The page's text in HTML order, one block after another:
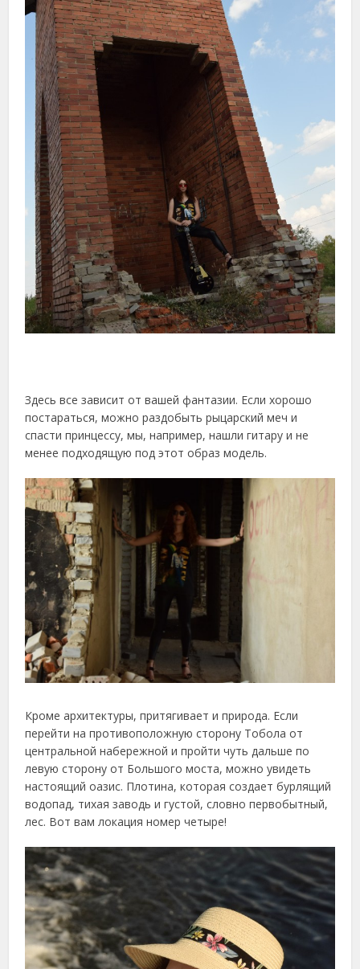
Здесь все зависит от вашей фантазии. Если хорошо
постараться, можно раздобыть рыцарский меч и
спасти принцессу, мы, например, нашли гитару и не
менее подходящую под этот образ модель.
Кроме архитектуры, притягивает и природа. Если
перейти на противоположную сторону Тобола от
центральной набережной и пройти чуть дальше по
левую сторону от Большого моста, можно увидеть
настоящий оазис. Плотина, которая создает бурлящий
водопад, тихая заводь и густой, словно первобытный,
лес. Вот вам локация номер четыре!